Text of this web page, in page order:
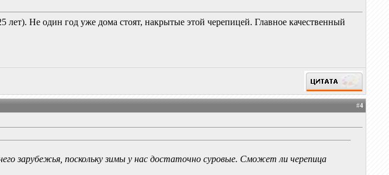
лет). Не один год уже дома стоят, накрытые этой черепицей. Главное качественный
#4
зарубежья, поскольку зимы у нас достаточно суровые. Сможет ли черепица